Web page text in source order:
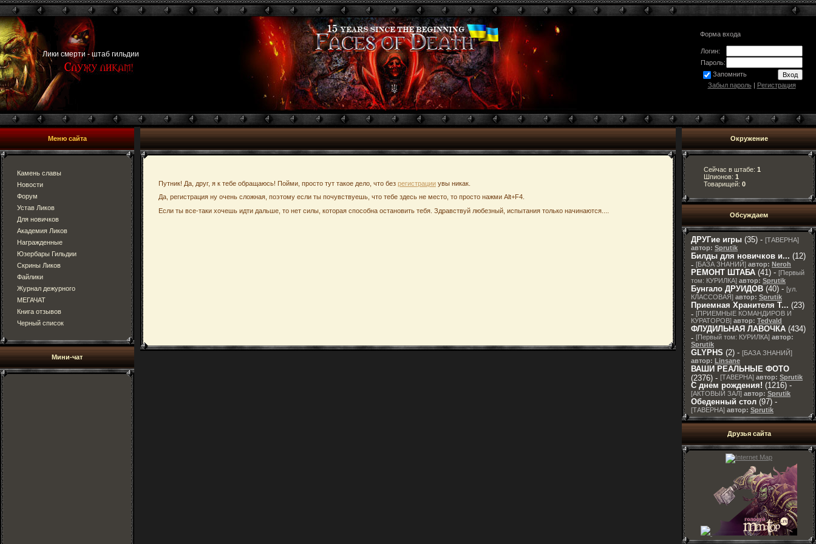
Лики смерти - штаб гильдии
Форма входа
Логин:
Пароль:
Запомнить
Забыл пароль| Регистрация
Меню сайта
Камень славы
Новости
Форум
Устав Ликов
Для новичков
Академия Ликов
Награжденные
Юзербары Гильдии
Скрины Ликов
Файлики
Журнал дежурного
МЕГАЧАТ
Книга отзывов
Черный список
Мини-чат
Путник! Да, друг, я к тебе обращаюсь! Пойми, просто тут такое дело, что без регистрации увы никак.
Да, регистрация ну очень сложная, поэтому если ты почувствуешь, что тебе здесь не место, то просто нажми Alt+F4.
Если ты все-таки хочешь идти дальше, то нет силы, которая способна остановить тебя. Здравствуй любезный, испытания только начинаются....
Окружение
Сейчас в штабе: 1
Шпионов: 1
Товарищей: 0
Обсуждаем
ДРУГие игры (35) - [ТАВЕРНА]
автор: Sprutik
Билды для новичков и... (12)
- [БАЗА ЗНАНИЙ] автор: Neroh
РЕМОНТ ШТАБА (41) - [Первый
том: КУРИЛКА] автор: Sprutik
Бунгало ДРУИДОВ (40) - [ул.
КЛАССОВАЯ] автор: Sprutik
Приемная Хранителя T... (23)
- [ПРИЕМНЫЕ КОМАНДИРОВ И
КУРАТОРОВ] автор: Tedvald
ФЛУДИЛЬНАЯ ЛАВОЧКА (434)
- [Первый том: КУРИЛКА] автор:
Sprutik
GLYPHS (2) - [БАЗА ЗНАНИЙ]
автор: Linsane
ВАШИ РЕАЛЬНЫЕ ФОТО
(2376) - [ТАВЕРНА] автор: Sprutik
С днем рождения! (1216) -
[АКТОВЫЙ ЗАЛ] автор: Sprutik
Обеденный стол (97) -
[ТАВЕРНА] автор: Sprutik
Друзья сайта